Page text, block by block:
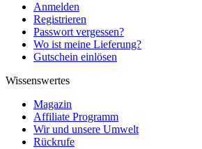
Anmelden
Registrieren
Passwort vergessen?
Wo ist meine Lieferung?
Gutschein einlösen
Wissenswertes
Magazin
Affiliate Programm
Wir und unsere Umwelt
Rückrufe